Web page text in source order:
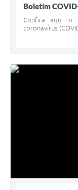
Boletim
Confira aqui o
coronavírus